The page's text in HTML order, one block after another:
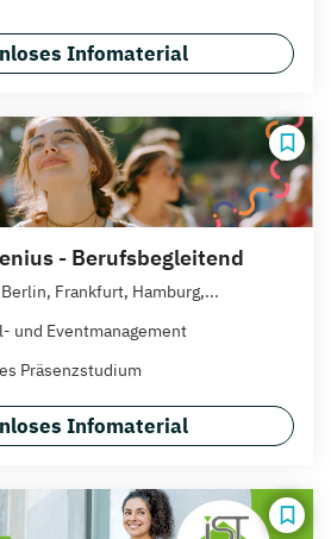
Infomaterial
- Berufsbegleitend
Frankfurt, Hamburg,...
und Eventmanagement
Präsenzstudium
Infomaterial